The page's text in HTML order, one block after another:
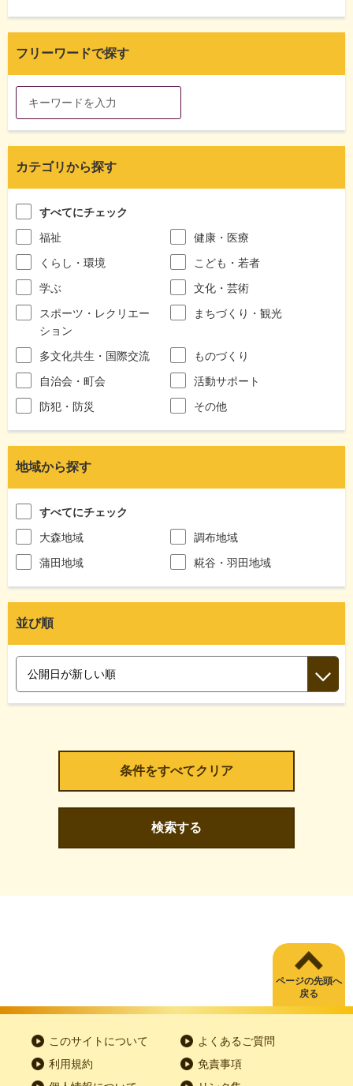
フリーワードで探す
カテゴリから探す
すべてにチェック
福祉
健康・医療
くらし・環境
こども・若者
学ぶ
文化・芸術
スポーツ・レクリエー
ション
まちづくり・観光
多文化共生・国際交流
ものづくり
自治会・町会
活動サポート
防犯・防災
その他
地域から探す
すべてにチェック
大森地域
調布地域
蒲田地域
糀谷・羽田地域
並び順
検索する
ページの先頭へ
戻る
このサイトについて
よくあるご質問
利用規約
免責事項